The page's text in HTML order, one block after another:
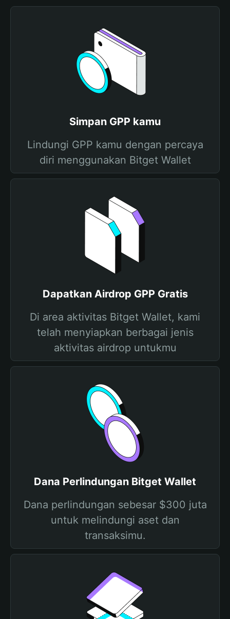
Simpan GPP kamu
Lindungi GPP kamu dengan percaya
diri menggunakan Bitget Wallet
Dapatkan Airdrop GPP Gratis
Di area aktivitas Bitget Wallet, kami
telah menyiapkan berbagai jenis
aktivitas airdrop untukmu
Dana Perlindungan Bitget Wallet
Dana perlindungan sebesar $300 juta
untuk melindungi aset dan
transaksimu.